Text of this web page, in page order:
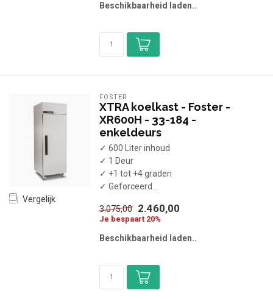
Beschikbaarheid laden..
Vergelijk
FOSTER
XTRA koelkast - Foster -
XR600H - 33-184 -
enkeldeurs
✓ 600 Liter inhoud
✓ 1 Deur
✓ +1 tot +4 graden
✓ Geforceerd...
3.075,00 2.460,00
Je bespaart 20%
Beschikbaarheid laden..